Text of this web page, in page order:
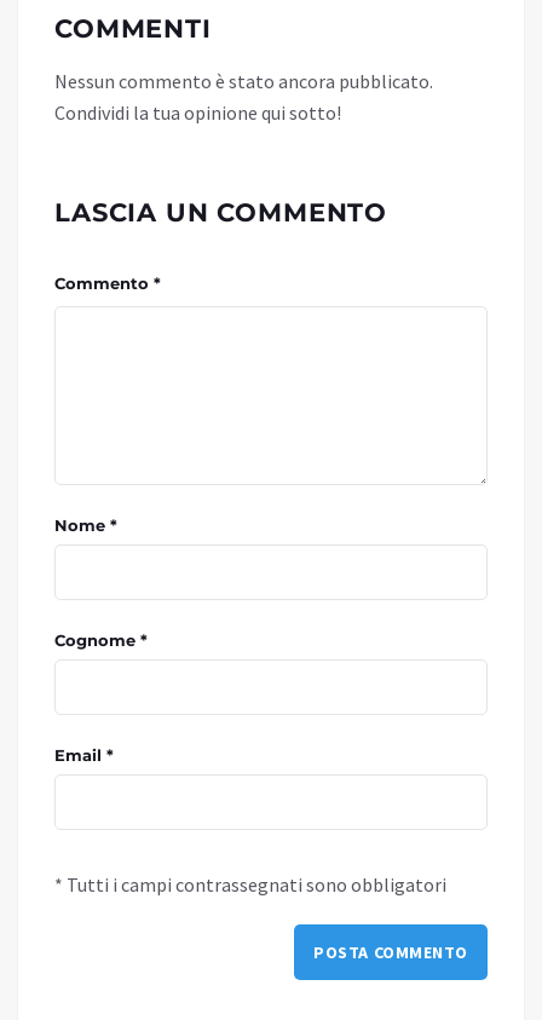
COMMENTI
Nessun commento è stato ancora pubblicato.
Condividi la tua opinione qui sotto!
LASCIA UN COMMENTO
Commento *
Nome *
Cognome *
Email *
* Tutti i campi contrassegnati sono obbligatori